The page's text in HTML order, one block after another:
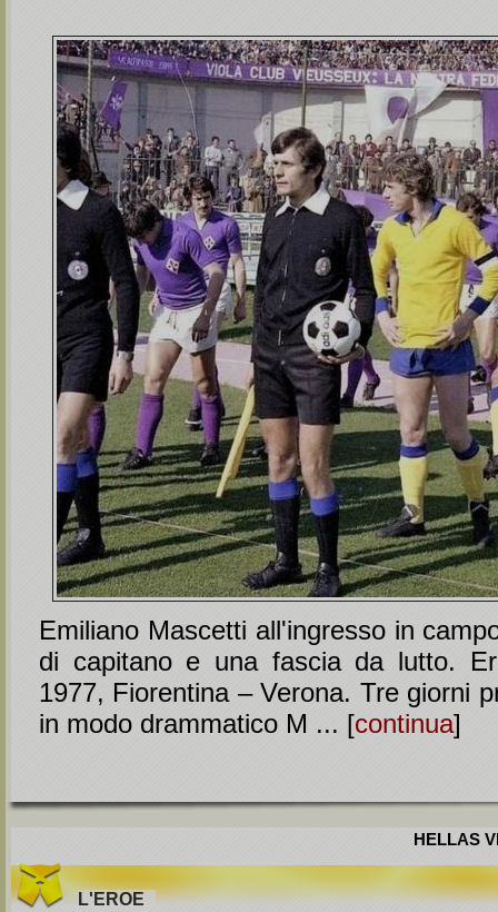
Emiliano Mascetti all'ingresso in
di capitano e una fascia da lutto.
1977, Fiorentina – Verona. Tre giorni
in modo drammatico M ... [continua]
HELLAS
L'EROE